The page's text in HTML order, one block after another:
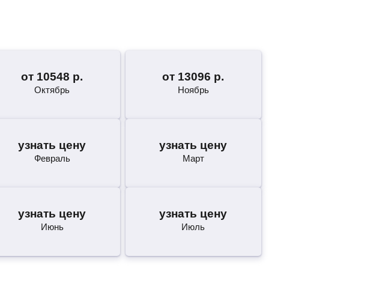
от 10548 р.
Октябрь
от 13096 р.
Ноябрь
узнать цену
Февраль
узнать цену
Март
узнать цену
Июнь
узнать цену
Июль